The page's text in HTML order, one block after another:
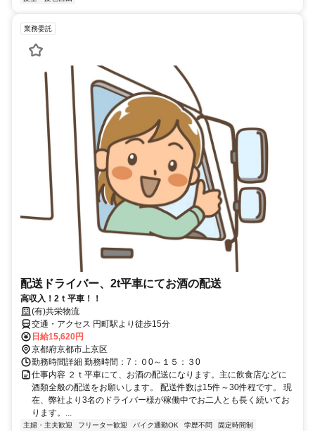
業務委託
配送ドライバー、2t平車にてお酒の配送
高収入！2ｔ平車！！
(有)共栄物流
交通・アクセス 円町駅より徒歩15分
日給15,620円
京都府京都市上京区
勤務時間詳細 勤務時間：7：０0～１５：３0
仕事内容 ２ｔ平車にて、お酒の配送になります。主に飲食店などに
酒類全般の配送をお願いします。 配送件数は15件～30件程です。 現
在、弊社より3名のドライバー様が稼働中でお二人とも長く続いてお
ります。...
主婦・主夫歓迎 フリーター歓迎 バイク通勤OK 学歴不問
固定時間制